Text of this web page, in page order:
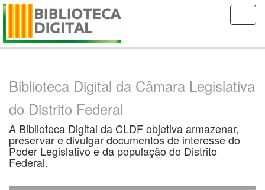
Skip
Biblioteca Digital da Câmara Legislativa
do Distrito Federal
A Biblioteca Digital da CLDF objetiva armazenar,
preservar e divulgar documentos de interesse do
Poder Legislativo e da população do Distrito
Federal.